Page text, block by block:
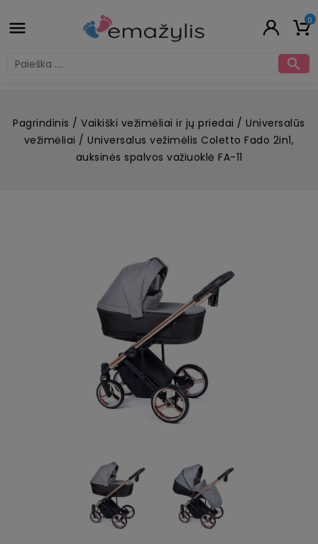
 0

Pagrindinis Vaikiški vežimėliai ir jų priedai
Universalūs
vežimėliai
Universalus vežimėlis Coletto Fado 2in1,
auksinės spalvos važiuoklė FA-11